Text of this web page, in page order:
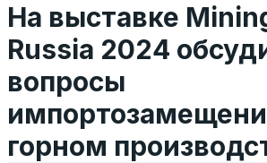
На выставке
Russia 2024
вопросы
горном